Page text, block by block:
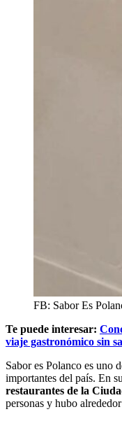
FB: Sabor Es
Te puede interesar:
viaje gastronómico sin
Sabor es Polanco es uno
importantes del país. En
restaurantes de la
personas y hubo